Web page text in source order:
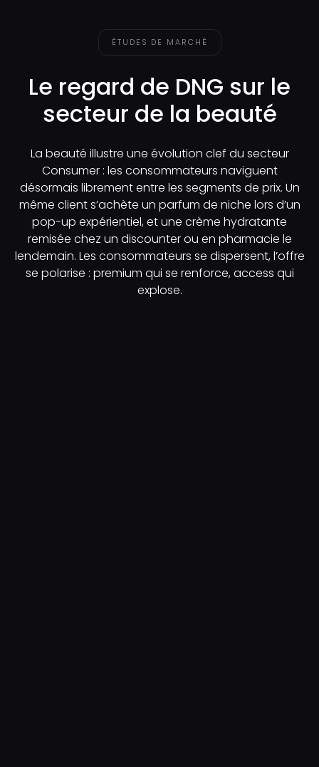
ÉTUDES DE MARCHÉ
Le regard de DNG sur le
secteur de la beauté
La beauté illustre une évolution clef du secteur
Consumer : les consommateurs naviguent
désormais librement entre les segments de prix. Un
même client s’achète un parfum de niche lors d’un
pop-up expérientiel, et une crème hydratante
remisée chez un discounter ou en pharmacie le
lendemain. Les consommateurs se dispersent, l’offre
se polarise : premium qui se renforce, access qui
explose.